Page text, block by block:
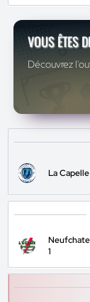
VOUS ÊTES
Découvrez
La Capelle
1